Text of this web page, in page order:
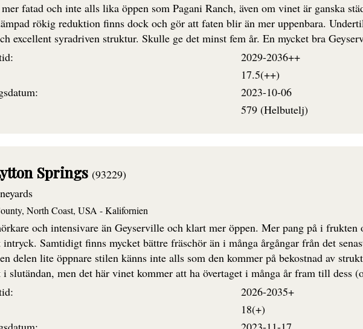
fatad och inte alls lika öppen som Pagani Ranch, även om vinet är ganska
rökig reduktion finns dock och gör att faten blir än mer uppenbara.
excellent syradriven struktur. Skulle ge det minst fem år. En mycket bra
2029-2036++
17.5(++)
2023-10-06
579 (Helbutelj)
Springs (93229)
North Coast, USA - Kalifornien
och intensivare än Geyserville och klart mer öppen. Mer pang på i frukten
intryck. Samtidigt finns mycket bättre fräschör än i många årgångar från det
delen lite öppnare stilen känns inte alls som den kommer på bekostnad av
slutändan, men det här vinet kommer att ha övertaget i många år fram till dess
2026-2035+
18(+)